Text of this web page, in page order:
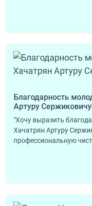
Благодарность
Артуру
"Хочу выразить
Хачатрян Артуру
профессиональную